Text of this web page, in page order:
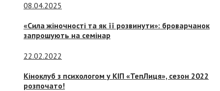
08.04.2025
«Сила жіночності та як її розвинути»: броварчанок
запрошують на семінар
22.02.2022
Кіноклуб з психологом у КІП «ТепЛиця», сезон 2022
розпочато!